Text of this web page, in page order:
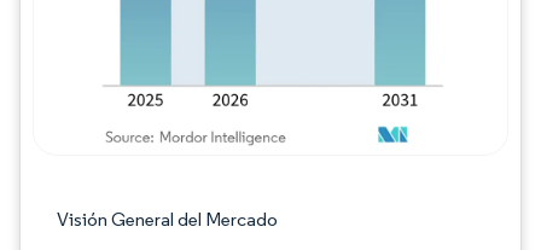
Visión General del Mercado